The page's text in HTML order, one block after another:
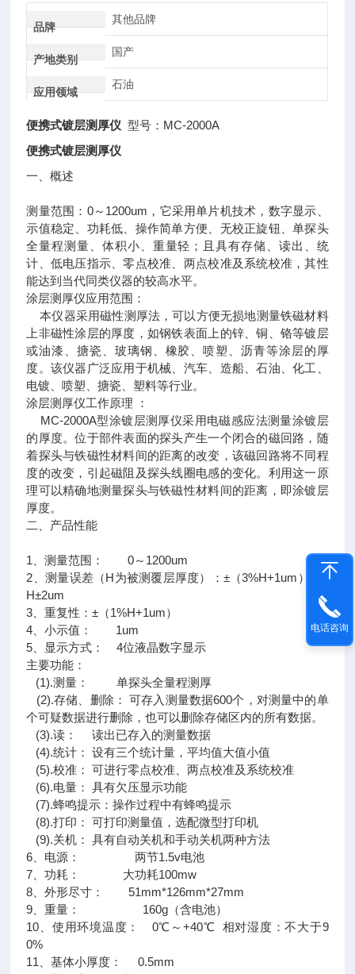
品牌
其他品牌
产地类别
国产
应用领域
石油
便携式镀层测厚仪 型号：MC-2000A
便携式镀层测厚仪
一、概述
测量范围：0～1200um，它采用单片机技术，数字显示、
示值稳定、功耗低、操作简单方便、无校正旋钮、单探头
全量程测量、体积小、重量轻；且具有存储、读出、统
计、低电压指示、零点校准、两点校准及系统校准，其性
能达到当代同类仪器的较高水平。
涂层测厚仪应用范围：
本仪器采用磁性测厚法，可以方便无损地测量铁磁材料
上非磁性涂层的厚度，如钢铁表面上的锌、铜、铬等镀层
或油漆、搪瓷、玻璃钢、橡胶、喷塑、沥青等涂层的厚
度。该仪器广泛应用于机械、汽车、造船、石油、化工、
电镀、喷塑、搪瓷、塑料等行业。
涂层测厚仪工作原理 ：
MC-2000A型涂镀层测厚仪采用电磁感应法测量涂镀层
的厚度。位于部件表面的探头产生一个闭合的磁回路，随
着探头与铁磁性材料间的距离的改变，该磁回路将不同程
度的改变，引起磁阻及探头线圈电感的变化。利用这一原
理可以精确地测量探头与铁磁性材料间的距离，即涂镀层
厚度。
二、产品性能
1、测量范围： 0～1200um
2、测量误差（H为被测覆层厚度）：±（3%H+1um） 或
H±2um
3、重复性：±（1%H+1um）
4、小示值： 1um
5、显示方式： 4位液晶数字显示
主要功能：
(1).测量： 单探头全量程测厚
(2).存储、删除： 可存入测量数据600个，对测量中的单
个可疑数据进行删除，也可以删除存储区内的所有数据。
(3).读： 读出已存入的测量数据
(4).统计： 设有三个统计量，平均值大值小值
(5).校准： 可进行零点校准、两点校准及系统校准
(6).电量： 具有欠压显示功能
(7).蜂鸣提示：操作过程中有蜂鸣提示
(8).打印： 可打印测量值，选配微型打印机
(9).关机： 具有自动关机和手动关机两种方法
6、电源： 两节1.5v电池
7、功耗： 大功耗100mw
8、外形尽寸： 51mm*126mm*27mm
9、重量： 160g（含电池）
10、使用环境温度： 0℃～+40℃ 相对湿度：不大于9
0%
11、基体小厚度： 0.5mm
电话咨询